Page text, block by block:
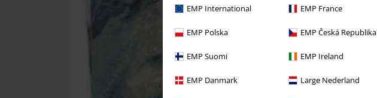
EMP International EMP France
EMP Polska EMP Česká Republika
EMP Suomi EMP Ireland
EMP Danmark Large Nederland